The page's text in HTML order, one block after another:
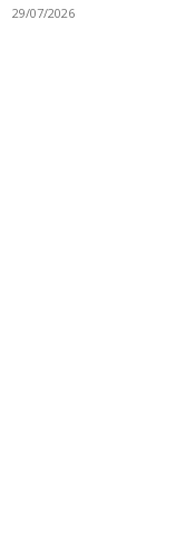
29/07/2026